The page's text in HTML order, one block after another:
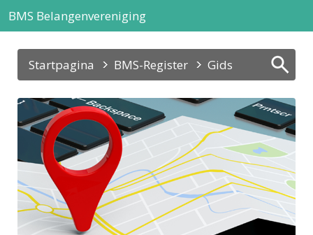
BMS Belangenvereniging
Startpagina BMS-Register Gids